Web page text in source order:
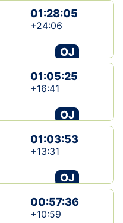
01:28:05
+24:06
OJ
01:05:25
+16:41
OJ
01:03:53
+13:31
OJ
00:57:36
+10:59